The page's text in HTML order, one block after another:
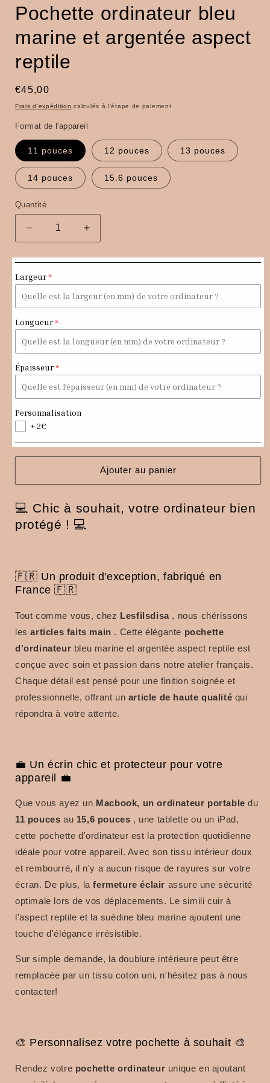
Pochette ordinateur bleu
marine et argentée aspect
reptile
Prix
habituel
€45,00
Frais d'expédition calculés à l'étape de paiement.
Format de l'appareil
11 pouces 12 pouces 13 pouces
14 pouces 15.6 pouces
Quantité
Quantité
Réduire
la
quantité
Pochette
ordinateur
bleu
marine
argentée
reptile
Augmenter
la
quantité
Pochette
ordinateur
bleu
argentée
reptile
Largeur
Longueur
Épaisseur
Personnalisation
+2€
Ajouter au panier
💻 Chic à souhait, votre ordinateur bien
protégé ! 💻
🇫🇷 Un produit d'exception, fabriqué en
France 🇫🇷
Tout comme vous, chez Lesfilsdisa, nous chérissons
lesarticles faits main . Cette élégante pochette
d'ordinateur bleu marine et argentée aspect reptile est
conçue avec soin et passion dans notre atelier français.
Chaque détail est pensé pour une finition soignée et
professionnelle, offrant un article de haute qualité qui
répondra à votre attente.
💼 Un écrin chic et protecteur pour votre
appareil 💼
Que vous ayez un Macbook, un ordinateur portable du
11 pouces au 15,6 pouces , une tablette ou un iPad,
cette pochette d'ordinateur est la protection quotidienne
idéale pour votre appareil. Avec son tissu intérieur doux
et rembourré, il n'y a aucun risque de rayures sur votre
écran. De plus, lafermeture éclair assure une sécurité
optimale lors de vos déplacements. Le simili cuir à
l'aspect reptile et la suédine bleu marine ajoutent une
touche d'élégance irrésistible.
Sur simple demande, la doublure intérieure peut être
remplacée par un tissu coton uni, n'hésitez pas à nous
contacter!
🎨 Personnalisez votre pochette à souhait 🎨
Rendez votre pochette ordinateur unique en ajoutant